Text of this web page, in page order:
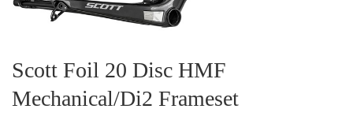
Scott Foil 20 Disc HMF
Mechanical/Di2 Frameset